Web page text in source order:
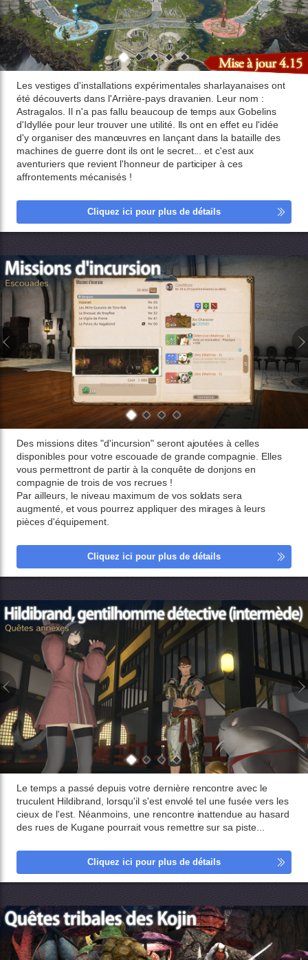
Les vestiges d'installations expérimentales sharlayanaises ont
été découverts dans l'Arrière-pays dravanien. Leur nom :
Astragalos. Il n'a pas fallu beaucoup de temps aux Gobelins
d'Idyllée pour leur trouver une utilité. Ils ont en effet eu l'idée
d'y organiser des manœuvres en lançant dans la bataille des
machines de guerre dont ils ont le secret... et c'est aux
aventuriers que revient l'honneur de participer à ces
affrontements mécanisés !
Cliquez ici pour plus de détails
Des missions dites "d'incursion" seront ajoutées à celles
disponibles pour votre escouade de grande compagnie. Elles
vous permettront de partir à la conquête de donjons en
compagnie de trois de vos recrues !
Par ailleurs, le niveau maximum de vos soldats sera
augmenté, et vous pourrez appliquer des mirages à leurs
pièces d'équipement.
Cliquez ici pour plus de détails
Le temps a passé depuis votre dernière rencontre avec le
truculent Hildibrand, lorsqu'il s'est envolé tel une fusée vers les
cieux de l'est. Néanmoins, une rencontre inattendue au hasard
des rues de Kugane pourrait vous remettre sur sa piste...
Cliquez ici pour plus de détails